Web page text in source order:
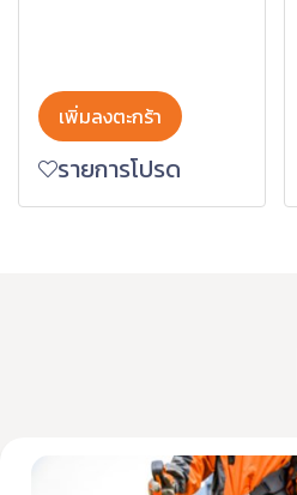
เพิ่มลงตะกร้า
รายการโปรด